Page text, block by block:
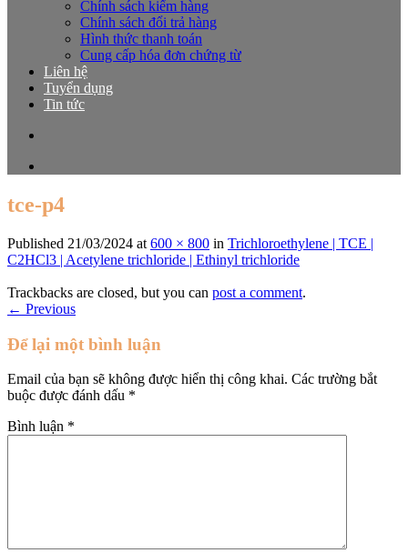
Chính sách kiểm hàng
Chính sách đổi trả hàng
Hình thức thanh toán
Cung cấp hóa đơn chứng từ
Liên hệ
Tuyển dụng
Tin tức
tce-p4
Published 21/03/2024 at 600 × 800 in Trichloroethylene | TCE |
C2HCl3 | Acetylene trichloride | Ethinyl trichloride
Trackbacks are closed, but you can post a comment.
← Previous
Để lại một bình luận
Email của bạn sẽ không được hiển thị công khai. Các trường bắt
buộc được đánh dấu *
Bình luận *